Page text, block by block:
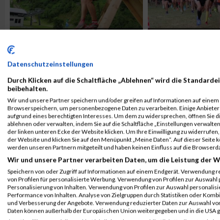
Frauenlauf Linz Weinlauf Gols
Datenschutzeinstellungen
Durch Klicken auf die Schaltfläche „Ablehnen“ wird die
beibehalten.
Wir und unsere Partner speichern und/oder greifen auf Informationen auf einem
Browserspeichern, um personenbezogene Daten zu verarbeiten. Einige
aufgrund eines berechtigten Interesses. Um dem zu widersprechen, öffnen Sie
ablehnen oder verwalten, indem Sie auf die Schaltfläche „Einstellungen
der linken unteren Ecke der Website klicken. Um Ihre Einwilligung zu
der Website und klicken Sie auf den Menüpunkt „Meine Daten“. Auf dieser
werden unseren Partnern mitgeteilt und haben keinen Einfluss auf die
Wir und unsere Partner verarbeiten Daten, um die Leistung der
Speichern von oder Zugriff auf Informationen auf einem Endgerät. Verwendung
von Profilen für personalisierte Werbung. Verwendung von Profilen zur
Personalisierung von Inhalten. Verwendung von Profilen zur Auswahl
Performance von Inhalten. Analyse von Zielgruppen durch Statistiken oder
und Verbesserung der Angebote. Verwendung reduzierter Daten zur Auswahl
Daten können außerhalb der Europäischen Union weitergegeben und in die USA